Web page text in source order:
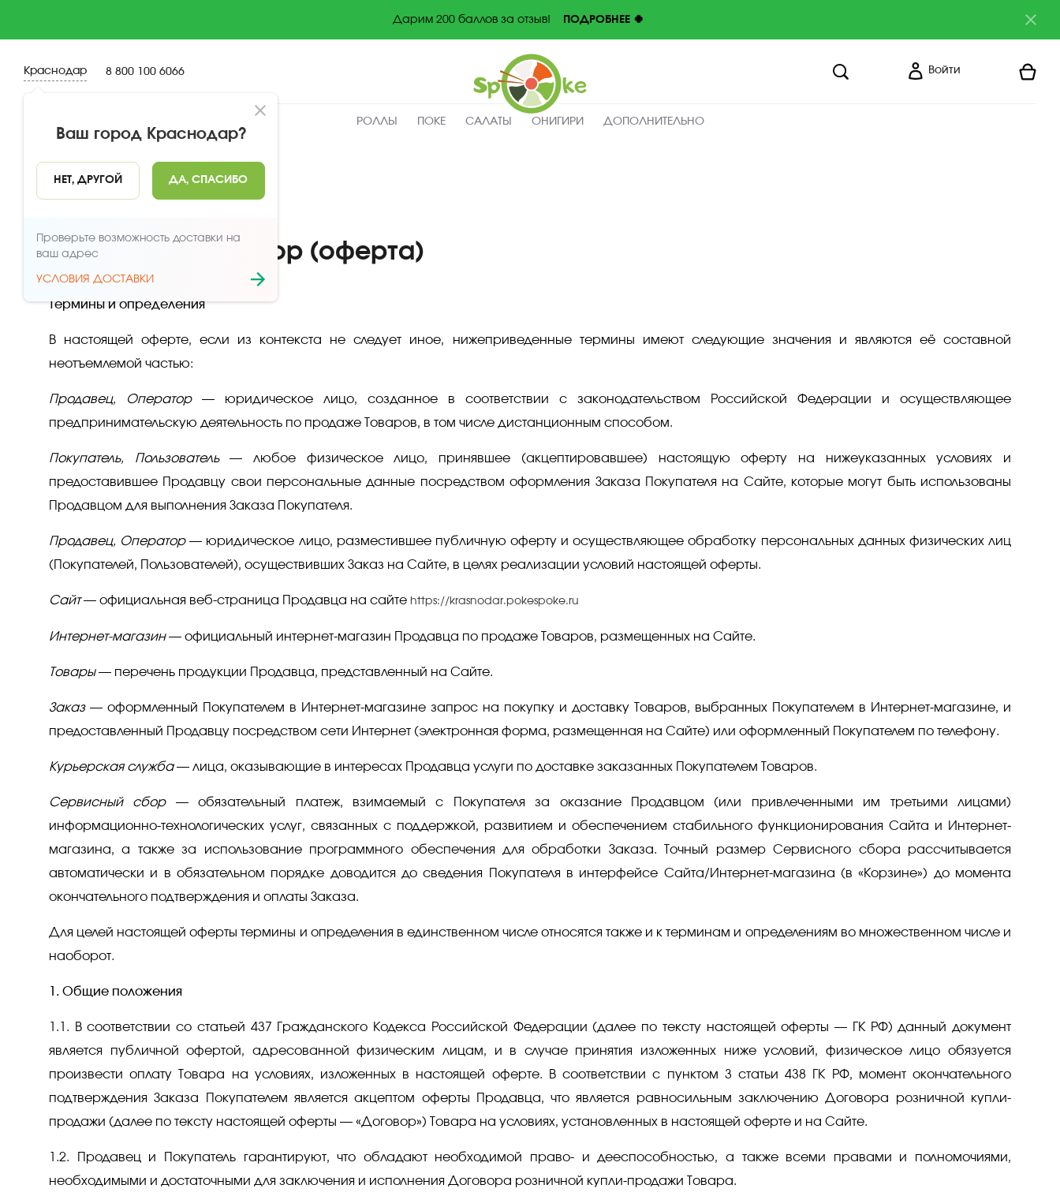
Дарим 200 баллов за отзыв! ПОДРОБНЕЕ 🍀
Краснодар
Ваш город Краснодар?
НЕТ, ДРУГОЙ ДА, СПАСИБО
Проверьте возможность доставки на
ваш адрес
УСЛОВИЯ ДОСТАВКИ
8 800 100 6066
Spoke
Заказать
вкусные
поке
с
доставкой,
Краснодар
Войти
РОЛЛЫ ПОКЕ САЛАТЫ ОНИГИРИ ДОПОЛНИТЕЛЬНО
Публичный договор (оферта)
Термины и определения
В настоящей оферте, если из контекста не следует иное, нижеприведенные термины имеют следующие значения и являются её составной
неотъемлемой частью:
Продавец, Оператор— юридическое лицо, созданное в соответствии c законодательством Российской Федерации и осуществляющее
предпринимательскую деятельность по продаже Товаров, в том числе дистанционным способом.
Покупатель, Пользователь— любое физическое лицо, принявшее (акцептировавшее) настоящую оферту на нижеуказанных условиях и
предоставившее Продавцу свои персональные данные посредством оформления Заказа Покупателя на Сайте, которые могут быть использованы
Продавцом для выполнения Заказа Покупателя.
Продавец, Оператор— юридическое лицо, разместившее публичную оферту и осуществляющее обработку персональных данных физических лиц
(Покупателей, Пользователей), осуществивших Заказ на Сайте, в целях реализации условий настоящей оферты.
Сайт— официальная веб-страница Продавца на сайте https://krasnodar.pokespoke.ru
Интернет-магазин— официальный интернет-магазин Продавца по продаже Товаров, размещенных на Сайте.
Товары— перечень продукции Продавца, представленный на Сайте.
Заказ— оформленный Покупателем в Интернет-магазине запрос на покупку и доставку Товаров, выбранных Покупателем в Интернет-магазине, и
предоставленный Продавцу посредством сети Интернет (электронная форма, размещенная на Сайте) или оформленный Покупателем по телефону.
Курьерская служба— лица, оказывающие в интересах Продавца услуги по доставке заказанных Покупателем Товаров.
Сервисный сбор— обязательный платеж, взимаемый с Покупателя за оказание Продавцом (или привлеченными им третьими лицами)
информационно-технологических услуг, связанных с поддержкой, развитием и обеспечением стабильного функционирования Сайта и Интернет-
магазина, а также за использование программного обеспечения для обработки Заказа. Точный размер Сервисного сбора рассчитывается
автоматически и в обязательном порядке доводится до сведения Покупателя в интерфейсе Сайта/Интернет-магазина (в «Корзине») до момента
окончательного подтверждения и оплаты Заказа.
Для целей настоящей оферты термины и определения в единственном числе относятся также и к терминам и определениям во множественном числе и
наоборот.
1. Общие положения
1.1. В соответствии со статьей 437 Гражданского Кодекса Российской Федерации (далее по тексту настоящей оферты — ГК РФ) данный документ
является публичной офертой, адресованной физическим лицам, и в случае принятия изложенных ниже условий, физическое лицо обязуется
произвести оплату Товара на условиях, изложенных в настоящей оферте. В соответствии с пунктом 3 статьи 438 ГК РФ, момент окончательного
подтверждения Заказа Покупателем является акцептом оферты Продавца, что является равносильным заключению Договора розничной купли-
продажи (далее по тексту настоящей оферты — «Договор») Товара на условиях, установленных в настоящей оферте и на Сайте.
1.2. Продавец и Покупатель гарантируют, что обладают необходимой право- и дееспособностью, а также всеми правами и полномочиями,
необходимыми и достаточными для заключения и исполнения Договора розничной купли-продажи Товара.